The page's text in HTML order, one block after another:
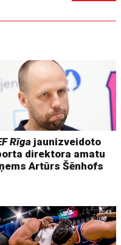
Rīga jaunizveidoto
direktora amatu
Artūrs Šēnhofs